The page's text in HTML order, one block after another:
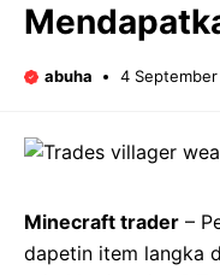
abuha 4
Minecraft trader –
dapetin item langka